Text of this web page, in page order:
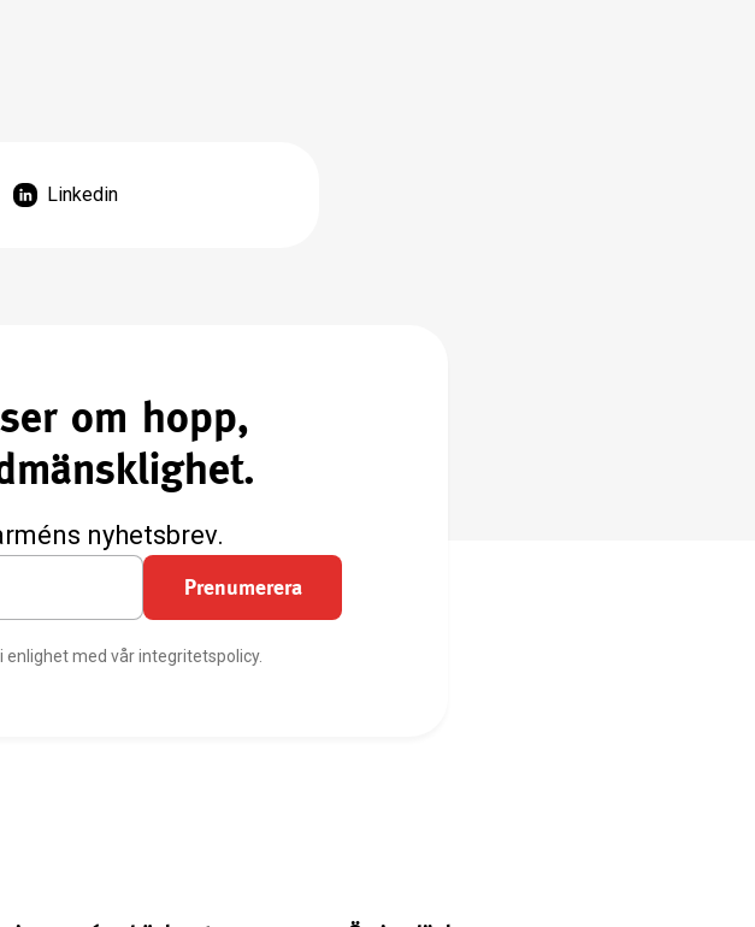
Linkedin
om hopp,
nyhetsbrev.
Prenumerera
enlighet med vår integritetspolicy.